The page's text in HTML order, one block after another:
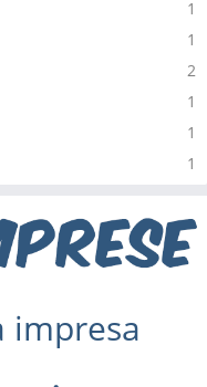
1
1
2
1
1
1
impresa